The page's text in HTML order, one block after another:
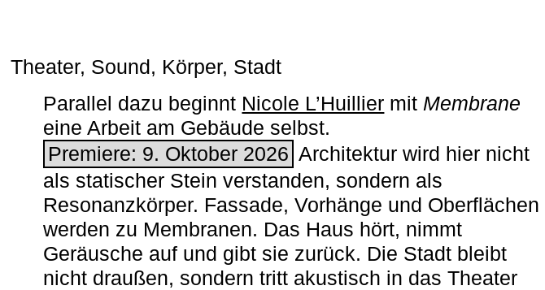
Theater, Sound, Körper, Stadt
Parallel dazu beginnt Nicole L’Huillier mit ­ Membrane
eine Arbeit am Gebäude selbst.
Premiere: 9. Oktober 2026 Architektur wird hier nicht
als statischer Stein verstanden, sondern als
Resonanzkörper. Fassade, Vorhänge und Oberflächen
werden zu Membranen. Das Haus hört, nimmt
Geräusche auf und gibt sie zurück. Die Stadt bleibt
nicht draußen, sondern tritt akustisch in das Theater